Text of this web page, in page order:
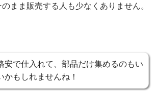
まま販売する人も少なくありません。
安で仕入れて、部品だけ集めるのもい
かもしれませんね！